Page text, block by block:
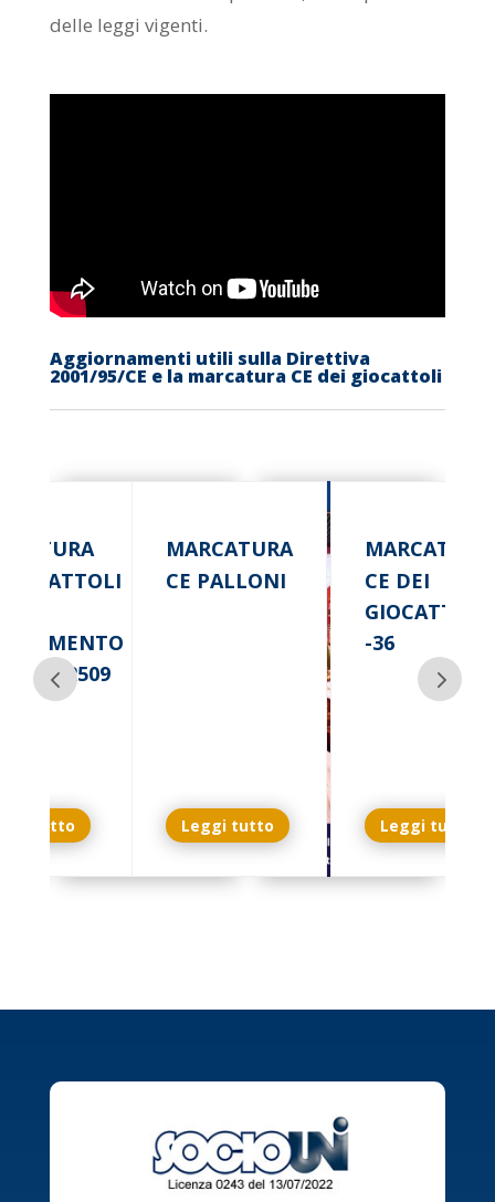
delle leggi vigenti.
Aggiornamenti utili sulla Direttiva
2001/95/CE e la marcatura CE dei giocattoli
2025/2509
tutto
MARCATURA
CE PALLONI
Leggi tutto
MARCATURA
CE DEI
GIOCATTOLI
-36
Leggi tutto